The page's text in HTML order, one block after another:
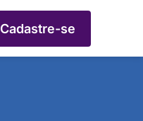
Cadastre-se